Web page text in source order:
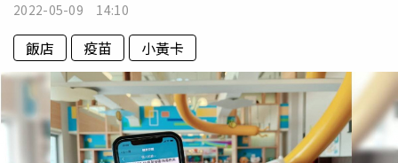
2022-05-09 14:10
飯店 疫苗 小黃卡